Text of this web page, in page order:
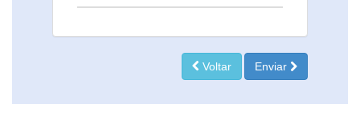
Voltar Enviar